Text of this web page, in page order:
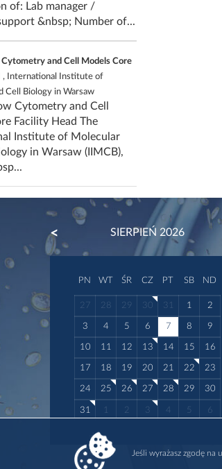
of: Lab manager /
&nbsp; Number of...
Cytometry and Cell Models Core
, International Institute of
Cell Biology in Warsaw
Cytometry and Cell
Facility Head The
Institute of Molecular
in Warsaw (IIMCB),
SIERPIEŃ 2026
PREVIOUS
PN WT ŚR CZ PT SB ND
27 28 29 30 31 1 2
3 4 5 6 7 8 9
10 11 12 13 14 15 16
17 18 19 20 21 22 23
24 25 26 27 28 29 30
31 1 2 3 4 5 6
Jeśli wyrażasz zgodę